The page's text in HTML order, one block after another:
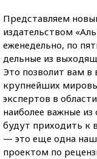
Представляем
издательством
еженедельно, по
дельные из
Это позволит вам
крупнейших
экспертов в
наиболее важные
будут приходить к
— это еще одна
проектом по